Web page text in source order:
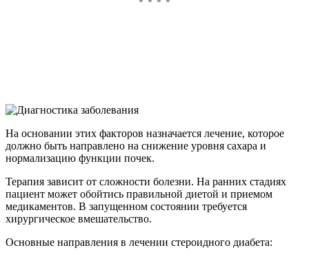
На основании этих факторов назначается лечение, которое
должно быть направлено на снижение уровня сахара и
нормализацию функции почек.
Терапия зависит от сложности болезни. На ранних стадиях
пациент может обойтись правильной диетой и приемом
медикаментов. В запущенном состоянии требуется
хирургическое вмешательство.
Основные направления в лечении стероидного диабета: